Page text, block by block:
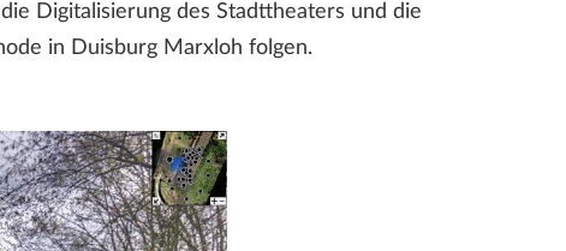
Digitalisierung des Stadttheaters und die
in Duisburg Marxloh folgen.